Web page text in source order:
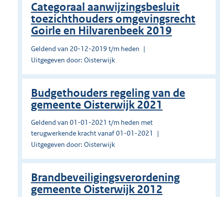
Categoraal aanwijzingsbesluit
toezichthouders omgevingsrecht
Goirle en Hilvarenbeek 2019
Geldend van 20-12-2019 t/m heden
Uitgegeven door: Oisterwijk
Budgethouders regeling van de
gemeente Oisterwijk 2021
Geldend van 01-01-2021 t/m heden met
terugwerkende kracht vanaf 01-01-2021
Uitgegeven door: Oisterwijk
Brandbeveiligingsverordening
gemeente Oisterwijk 2012